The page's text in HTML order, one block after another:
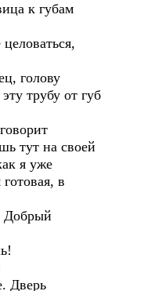
к губам
голову
трубу от губ
тут на своей
я уже
в
Добрый
Дверь